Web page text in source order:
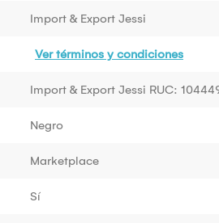
Import & Export Jessi
Ver términos y condiciones
Import & Export Jessi RUC:
Negro
Marketplace
Sí